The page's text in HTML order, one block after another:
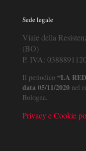
Sede legale
Viale della
(BO)
P. IVA:
Il periodico “LA
data 05/11/2020 nel
Bologna.
Privacy e Cookie